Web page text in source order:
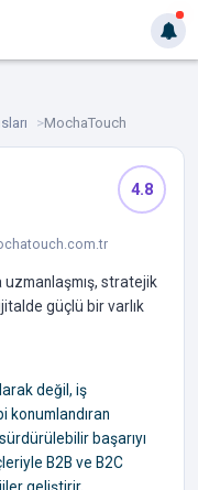
MochaTouch
4.8
stratejik
güçlü bir varlık
değil, iş
konumlandıran
başarıyı
B2B ve B2C
geliştirir,